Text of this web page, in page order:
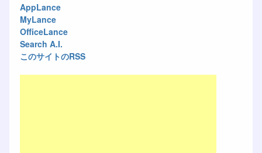
AppLance
MyLance
OfficeLance
Search A.I.
このサイトのRSS